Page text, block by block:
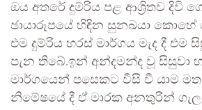
ඔය අතරේ දුම්රිය පළ ආශ්‍රිතව දිවි
ඡායාරූපයේ හිඳින සුනඛයා
එම දුම්රිය හරස් මාර්ගය මැද දී එම
පැන තිබේ.ඉන් අන්දමන්ද වූ සිසුවා
මාර්ගයෙන් පසෙකට වීසි වී යාම
නිමේෂයේ දී ඒ මාරක අනතුරින්